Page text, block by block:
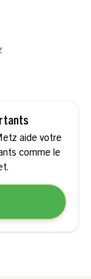
aide votre
comme le